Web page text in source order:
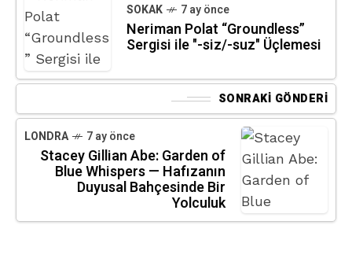
SOKAK 7 ay önce
Neriman Polat “Groundless”
Sergisi ile "-siz/-suz" Üçlemesi
SONRAKI GÖNDERI
LONDRA 7 ay önce
Stacey Gillian Abe: Garden of
Blue Whispers — Hafızanın
Duyusal Bahçesinde Bir
Yolculuk